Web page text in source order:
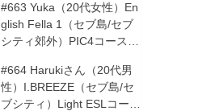
オの他校に転校 | フィリピ
ン留学
#663 Yuka（20代女性）En
glish Fella 1（セブ島/セブ
シティ郊外）PIC4コース 8
#664 Harukiさん（20代男
性）I.BREEZE（セブ島/セ
ブシティ）Light ESLコース